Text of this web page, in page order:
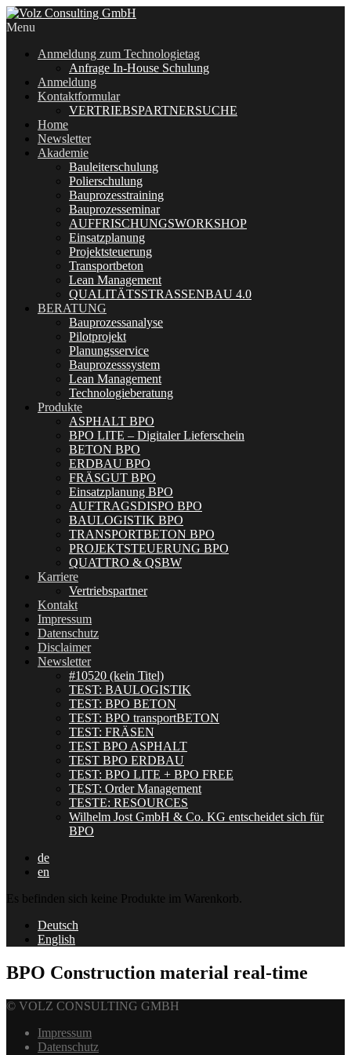
Menu
Anmeldung zum Technologietag
Anfrage In-House Schulung
Anmeldung
Kontaktformular
VERTRIEBSPARTNERSUCHE
Home
Newsletter
Akademie
Bauleiterschulung
Polierschulung
Bauprozesstraining
Bauprozesseminar
AUFFRISCHUNGSWORKSHOP
Einsatzplanung
Projektsteuerung
Transportbeton
Lean Management
QUALITÄTSSTRASSENBAU 4.0
BERATUNG
Bauprozessanalyse
Pilotprojekt
Planungsservice
Bauprozesssystem
Lean Management
Technologieberatung
Produkte
ASPHALT BPO
BPO LITE – Digitaler Lieferschein
BETON BPO
ERDBAU BPO
FRÄSGUT BPO
Einsatzplanung BPO
AUFTRAGSDISPO BPO
BAULOGISTIK BPO
TRANSPORTBETON BPO
PROJEKTSTEUERUNG BPO
QUATTRO & QSBW
Karriere
Vertriebspartner
Kontakt
Impressum
Datenschutz
Disclaimer
Newsletter
#10520 (kein Titel)
TEST: BAULOGISTIK
TEST: BPO BETON
TEST: BPO transportBETON
TEST: FRÄSEN
TEST BPO ASPHALT
TEST BPO ERDBAU
TEST: BPO LITE + BPO FREE
TEST: Order Management
TESTE: RESOURCES
Wilhelm Jost GmbH & Co. KG entscheidet sich für
BPO
de
en
Es befinden sich keine Produkte im Warenkorb.
Deutsch
English
BPO Construction material real-time
© VOLZ CONSULTING GMBH
Impressum
Datenschutz